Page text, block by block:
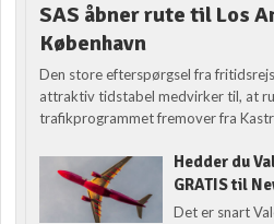
SAS åbner rute til Los
København
Den store efterspørgsel fra
attraktiv tidstabel medvirker til, at
trafikprogrammet fremover fra
Hedder du
GRATIS til
Det er snart